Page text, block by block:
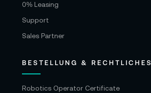
0% Leasing
Support
Sales Partner
BESTELLUNG & RECHTLICHES
Robotics Operator Certificate